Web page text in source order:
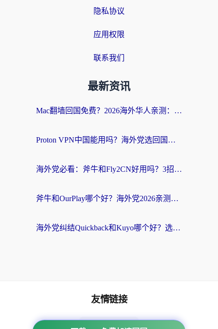
隐私协议
应用权限
联系我们
最新资讯
Mac翻墙回国免费？2026海外华人亲测：从CCTV5直播到国内APP，这样选加速器才靠谱
Proton VPN中国能用吗？海外党选回国加速器的避坑指南（附番茄加速器实测）
海外党必看：斧牛和Fly2CN好用吗？3招教你选对回国加速器（附免费试用攻略）
斧牛和OurPlay哪个好？海外党2026亲测：选对加速器，国内资源秒加载
海外党纠结Quickback和Kuyo哪个好？选对回国加速器才能无缝刷国内资源
友情链接
番茄加速器